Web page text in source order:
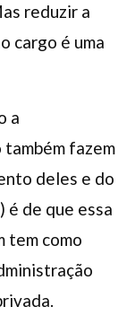
reduzir a
cargo é uma
a
fazem
deles e do
é de que essa
tem como